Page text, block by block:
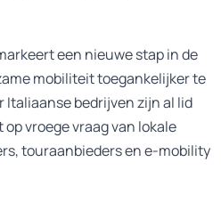
een nieuwe stap in de
mobiliteit toegankelijker te
Italiaanse bedrijven zijn al lid
vroege vraag van lokale
touraanbieders en e-mobility